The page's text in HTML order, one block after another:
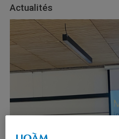
Actualités